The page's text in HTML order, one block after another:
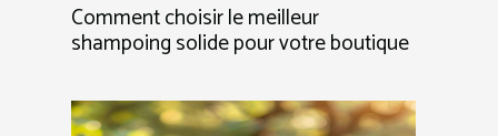
Comment choisir le meilleur
shampoing solide pour votre boutique